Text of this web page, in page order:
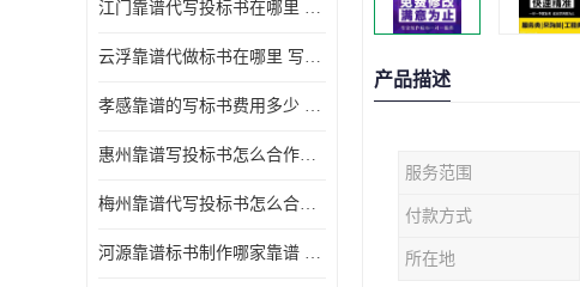
江门靠谱代写投标书在哪里 标书好写吗
云浮靠谱代做标书在哪里 写一份标书多少钱
孝感靠谱的写标书费用多少 标书怎么做
惠州靠谱写投标书怎么合作的 标书好写吗
梅州靠谱代写投标书怎么合作的 写一份标书多少钱
河源靠谱标书制作哪家靠谱 标书制作课程
产品描述
服务范围
付款方式
所在地